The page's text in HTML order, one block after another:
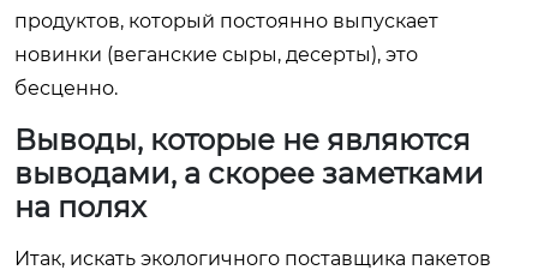
продуктов, который постоянно выпускает
новинки (веганские сыры, десерты), это
бесценно.
Выводы, которые не являются
выводами, а скорее заметками
на полях
Итак, искать экологичного поставщика пакетов